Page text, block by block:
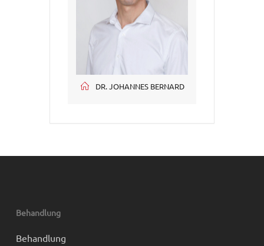
DR. JOHANNES BERNARD
Behandlung
Behandlung